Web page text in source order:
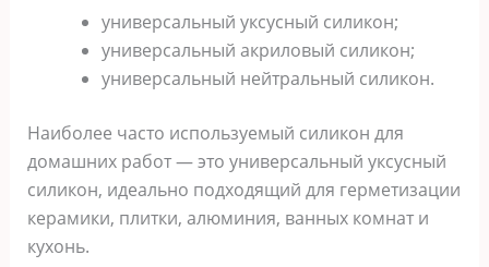
универсальный уксусный силикон;
универсальный акриловый силикон;
универсальный нейтральный силикон.
Наиболее часто используемый силикон для
домашних работ — это универсальный уксусный
силикон, идеально подходящий для герметизации
керамики, плитки, алюминия, ванных комнат и
кухонь.